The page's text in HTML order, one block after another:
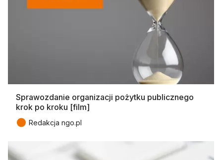
Sprawozdanie organizacji pożytku publicznego
krok po kroku [film]
● Redakcja ngo.pl